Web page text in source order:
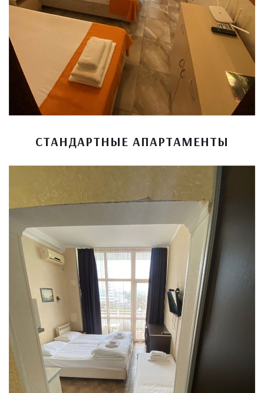
СТАНДАРТНЫЕ АПАРТАМЕНТЫ